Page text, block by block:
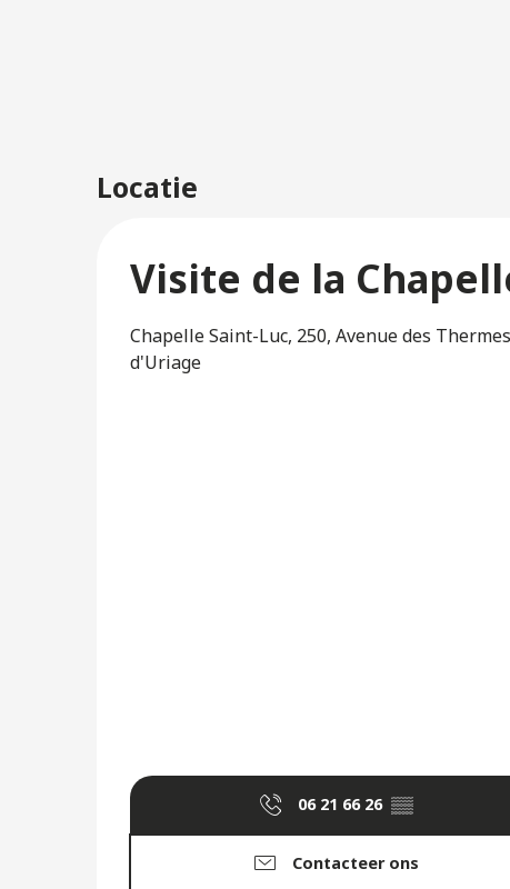
Locatie
Visite de la
Chapelle Saint-Luc, 250, Avenue des
d'Uriage
06 21 66 26 ▒▒
Contacteer ons